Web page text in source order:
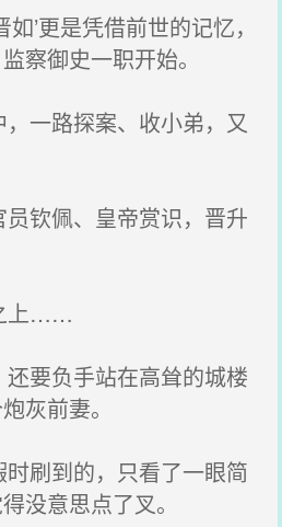
’更是凭借前世的记忆，
察御史一职开始。
一路探案、收小弟，又
钦佩、皇帝赏识，晋升
上……
要负手站在高耸的城楼
灰前妻。
刷到的，只看了一眼简
没意思点了叉。